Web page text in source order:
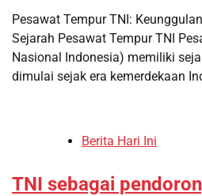
Pesawat Tempur TNI:
Sejarah Pesawat Tempur TNI
Nasional Indonesia) memiliki
dimulai sejak era kemerdekaan
Berita Hari Ini
TNI sebagai